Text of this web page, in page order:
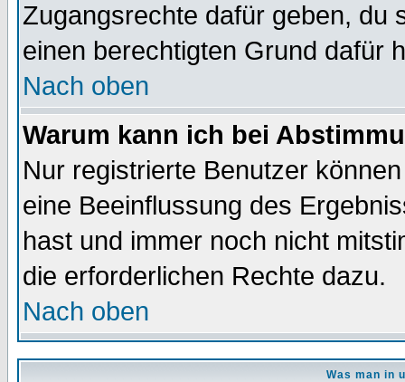
Zugangsrechte dafür geben, du
einen berechtigten Grund dafür
Nach oben
Warum kann ich bei
Nur registrierte Benutzer
eine Beeinflussung des
hast und immer noch nicht
die erforderlichen Rechte dazu.
Nach oben
Was man in